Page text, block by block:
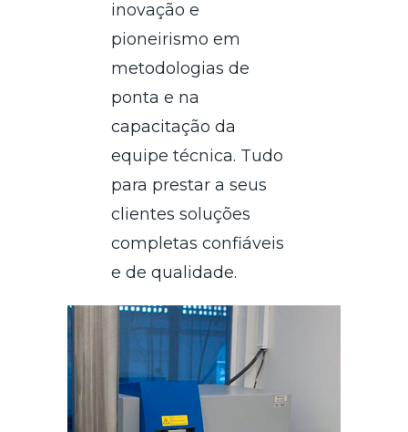
inovação e
pioneirismo em
metodologias de
ponta e na
capacitação da
equipe técnica. Tudo
para prestar a seus
clientes soluções
completas confiáveis
e de qualidade.